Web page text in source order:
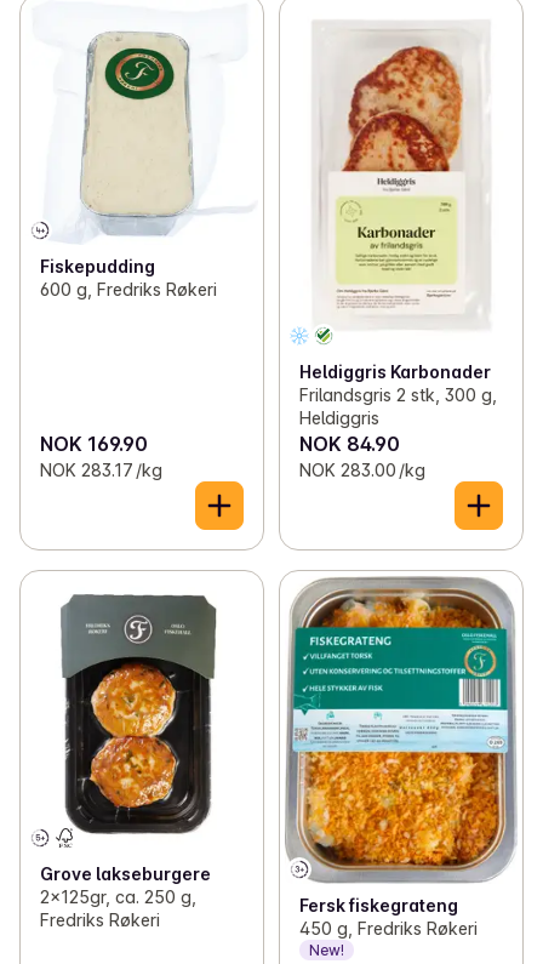
Fiskepudding
600 g, Fredriks Røkeri
NOK 169.90
NOK 283.17 /kg
Heldiggris Karbonader
Frilandsgris 2 stk, 300 g,
Heldiggris
NOK 84.90
NOK 283.00 /kg
Grove lakseburgere
2x125gr, ca. 250 g,
Fredriks Røkeri
Fersk fiskegrateng
450 g, Fredriks Røkeri
New!